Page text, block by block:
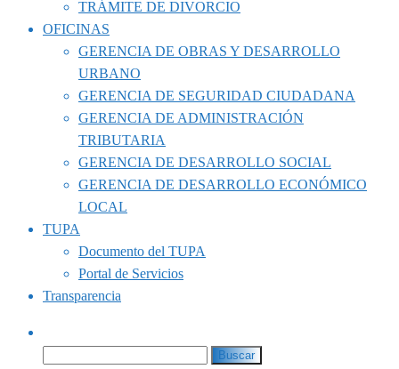
TRÁMITE DE DIVORCIO
OFICINAS
GERENCIA DE OBRAS Y DESARROLLO
URBANO
GERENCIA DE SEGURIDAD CIUDADANA
GERENCIA DE ADMINISTRACIÓN
TRIBUTARIA
GERENCIA DE DESARROLLO SOCIAL
GERENCIA DE DESARROLLO ECONÓMICO
LOCAL
TUPA
Documento del TUPA
Portal de Servicios
Transparencia